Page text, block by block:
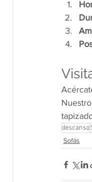
descanso
Sofás